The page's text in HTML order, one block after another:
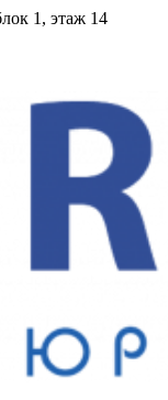
1, этаж 14